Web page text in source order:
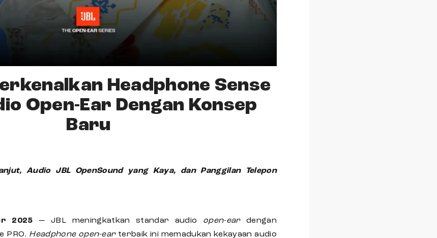
Headphone Sense
Open-Ear Dengan Konsep
Baru
Audio JBL OpenSound yang Kaya, dan Panggilan Telepon
2025— JBL meningkatkan standar audio open-eardengan
PRO. Headphone open-ear terbaik ini memadukan kekayaan audio